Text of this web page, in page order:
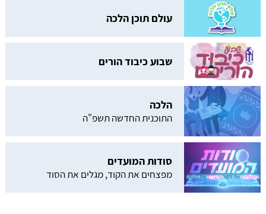
עולם תוכן הלכה
שבוע כיבוד הורים
הלכה
התוכנית החדשה תשפ"ה
סודות המועדים
מפצחים את הקוד, מגלים את הסוד